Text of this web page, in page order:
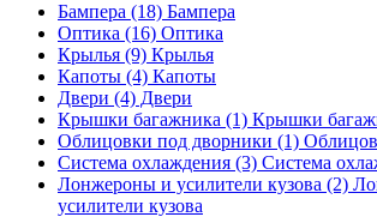
Бампера (18) Бампера
Оптика (16) Оптика
Крылья (9) Крылья
Капоты (4) Капоты
Двери (4) Двери
Крышки багажника (1) Крышки
Облицовки под дворники (1)
Система охлаждения (3) Система
Лонжероны и усилители кузова (2)
усилители кузова